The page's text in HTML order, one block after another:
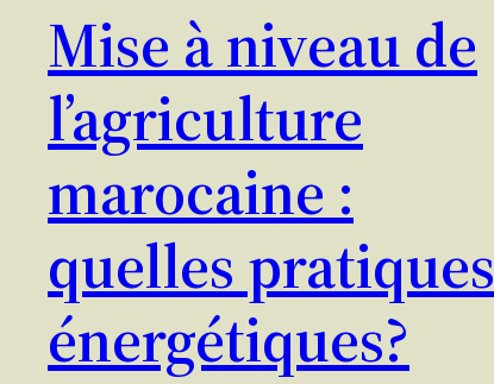
Mise à niveau de
l’agriculture
marocaine :
quelles pratiques
énergétiques?